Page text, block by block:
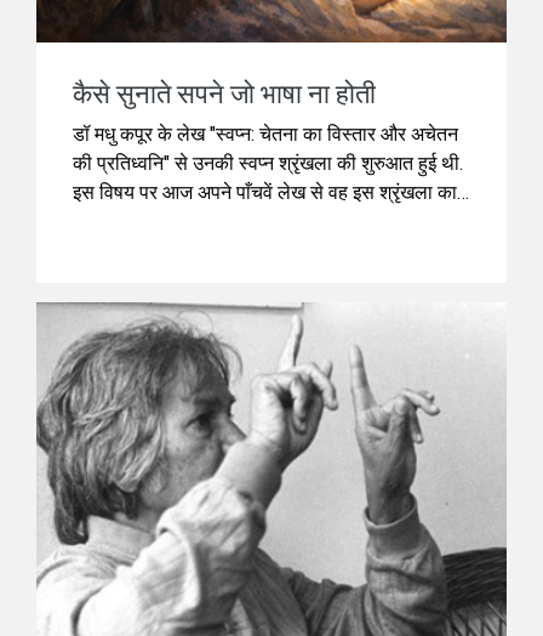
कैसे सुनाते सपने जो भाषा ना होती
डॉ मधु कपूर के लेख "स्वप्न: चेतना का विस्तार और अचेतन
की प्रतिध्वनि" से उनकी स्वप्न श्रृंखला की शुरुआत हुई थी.
इस विषय पर आज अपने पाँचवें लेख से वह इस श्रृंखला का